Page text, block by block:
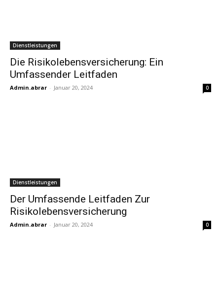
Dienstleistungen
Die Risikolebensversicherung: Ein
Umfassender Leitfaden
Admin.abrar - Januar 20, 2024 0
Dienstleistungen
Der Umfassende Leitfaden Zur
Risikolebensversicherung
Admin.abrar - Januar 20, 2024 0